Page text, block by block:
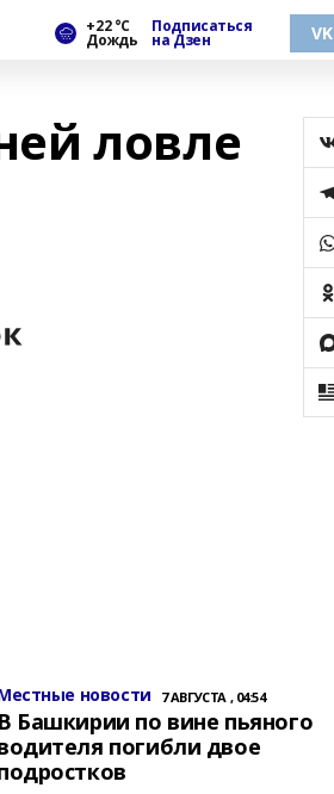
+22 °С
Дождь
Подписаться
на Дзен VK
ловле
новости 7 АВГУСТА , 04:54
В Башкирии по вине пьяного
погибли двое